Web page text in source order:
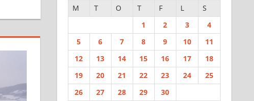
M T O T F L
S
1
2 3
4
5
6 7 8 9 10
11
12
13 14 15 16 17
18
19
20 21 22 23 24
25
26
27 28 29
30